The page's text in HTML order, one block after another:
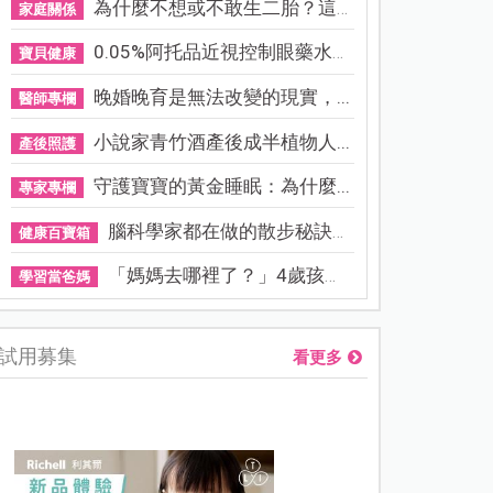
家庭關係 為什麼不想或不敢生二胎？這8...
寶貝健康 0.05%阿托品近視控制眼藥水納...
醫師專欄 晚婚晚育是無法改變的現實，...
產後照護 小說家青竹酒產後成半植物人...
專家專欄 守護寶寶的黃金睡眠：為什麼...
健康百寶箱 腦科學家都在做的散步秘訣！...
學習當爸媽 「媽媽去哪裡了？」4歲孩子還...
用募集 看更多